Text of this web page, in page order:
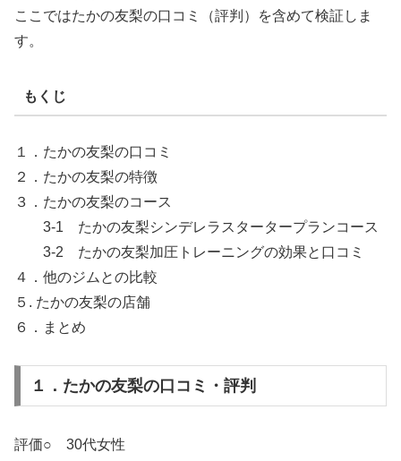
ここではたかの友梨の口コミ（評判）を含めて検証しま
す。
もくじ
１．たかの友梨の口コミ
２．たかの友梨の特徴
３．たかの友梨のコース
3-1 たかの友梨シンデレラスタータープランコース
3-2 たかの友梨加圧トレーニングの効果と口コミ
４．他のジムとの比較
５. たかの友梨の店舗
６．まとめ
１．たかの友梨の口コミ・評判
評価○ 30代女性